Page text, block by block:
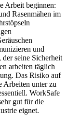
Arbeit beginnen:
Rasenmähen im
und
seine Sicherheit
arbeiten täglich
Das Risiko auf
Arbeiten unter zu
WorkSafe
gut für die
eignet.